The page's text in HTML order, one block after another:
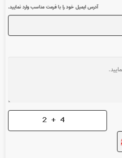
آدرس ایمیل خود را با فرمت مناسب وارد نمایید.